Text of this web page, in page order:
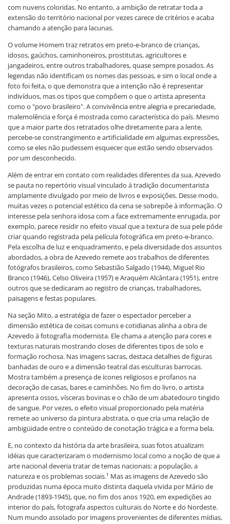
com nuvens coloridas. No entanto, a ambição de retratar toda a
extensão do território nacional por vezes carece de critérios e acaba
chamando a atenção para lacunas.
O volume Homem traz retratos em preto-e-branco de crianças,
idosos, gaúchos, caminhoneiros, prostitutas, agricultores e
jangadeiros, entre outros trabalhadores, quase sempre posados. As
legendas não identificam os nomes das pessoas, e sim o local onde a
foto foi feita, o que demonstra que a intenção não é representar
indivíduos, mas os tipos que compõem o que o artista apresenta
como o "povo brasileiro". A convivência entre alegria e precariedade,
malemolência e força é mostrada como característica do país. Mesmo
que a maior parte dos retratados olhe diretamente para a lente,
percebe-se constrangimento e artificialidade em algumas expressões,
como se eles não pudessem esquecer que estão sendo observados
por um desconhecido.
Além de entrar em contato com realidades diferentes da sua, Azevedo
se pauta no repertório visual vinculado à tradição documentarista
amplamente divulgado por meio de livros e exposições. Desse modo,
muitas vezes o potencial estético da cena se sobrepõe à informação. O
interesse pela senhora idosa com a face extremamente enrugada, por
exemplo, parece residir no efeito visual que a textura de sua pele pôde
criar quando registrada pela película fotográfica em preto-e-branco.
Pela escolha de luz e enquadramento, e pela diversidade dos assuntos
abordados, a obra de Azevedo remete aos trabalhos de diferentes
fotógrafos brasileiros, como Sebastião Salgado (1944), Miguel Rio
Branco (1946), Celso Oliveira (1957) e Araquém Alcântara (1951), entre
outros que se dedicaram ao registro de crianças, trabalhadores,
paisagens e festas populares.
Na seção Mito, a estratégia de fazer o espectador perceber a
dimensão estética de coisas comuns e cotidianas alinha a obra de
Azevedo à fotografia modernista. Ele chama a atenção para cores e
texturas naturais mostrando closes de diferentes tipos de solo e
formação rochosa. Nas imagens sacras, destaca detalhes de figuras
banhadas de ouro e a dimensão teatral das esculturas barrocas.
Mostra também a presença de ícones religiosos e profanos na
decoração de casas, bares e caminhões. No fim do livro, o artista
apresenta ossos, vísceras bovinas e o chão de um abatedouro tingido
de sangue. Por vezes, o efeito visual proporcionado pela matéria
remete ao universo da pintura abstrata, o que cria uma relação de
ambigüidade entre o conteúdo de conotação trágica e a forma bela.
E, no contexto da história da arte brasileira, suas fotos atualizam
idéias que caracterizaram o modernismo local como a noção de que a
arte nacional deveria tratar de temas nacionais: a população, a
natureza e os problemas sociais.¹ Mas as imagens de Azevedo são
produzidas numa época muito distinta daquela vivida por Mário de
Andrade (1893-1945), que, no fim dos anos 1920, em expedições ao
interior do país, fotografa aspectos culturais do Norte e do Nordeste.
Num mundo assolado por imagens provenientes de diferentes mídias,